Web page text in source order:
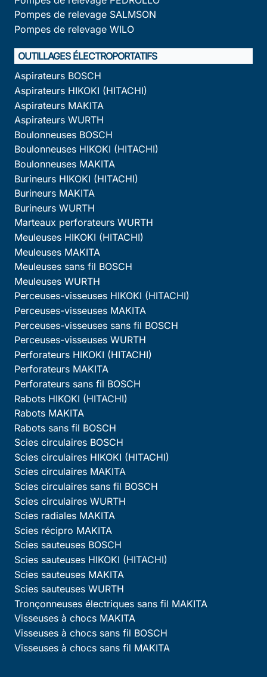
Pompes de relevage SALMSON
Pompes de relevage WILO
OUTILLAGES ÉLECTROPORTATIFS
Aspirateurs BOSCH
Aspirateurs HIKOKI (HITACHI)
Aspirateurs MAKITA
Aspirateurs WURTH
Boulonneuses BOSCH
Boulonneuses HIKOKI (HITACHI)
Boulonneuses MAKITA
Burineurs HIKOKI (HITACHI)
Burineurs MAKITA
Burineurs WURTH
Marteaux perforateurs WURTH
Meuleuses HIKOKI (HITACHI)
Meuleuses MAKITA
Meuleuses sans fil BOSCH
Meuleuses WURTH
Perceuses-visseuses HIKOKI (HITACHI)
Perceuses-visseuses MAKITA
Perceuses-visseuses sans fil BOSCH
Perceuses-visseuses WURTH
Perforateurs HIKOKI (HITACHI)
Perforateurs MAKITA
Perforateurs sans fil BOSCH
Rabots HIKOKI (HITACHI)
Rabots MAKITA
Rabots sans fil BOSCH
Scies circulaires BOSCH
Scies circulaires HIKOKI (HITACHI)
Scies circulaires MAKITA
Scies circulaires sans fil BOSCH
Scies circulaires WURTH
Scies radiales MAKITA
Scies récipro MAKITA
Scies sauteuses BOSCH
Scies sauteuses HIKOKI (HITACHI)
Scies sauteuses MAKITA
Scies sauteuses WURTH
Tronçonneuses électriques sans fil MAKITA
Visseuses à chocs MAKITA
Visseuses à chocs sans fil BOSCH
Visseuses à chocs sans fil MAKITA